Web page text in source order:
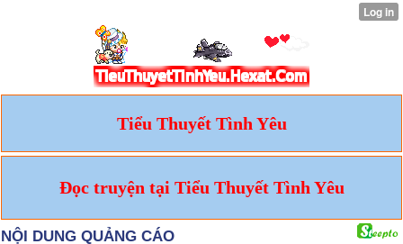
Tiểu Thuyết Tình Yêu
Đọc truyện tại Tiểu Thuyết Tình Yêu